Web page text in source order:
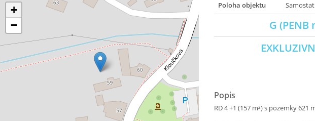
+
−
Poloha objektu
G
Popis
RD 4 +1 (157 m²) s pozemky 621